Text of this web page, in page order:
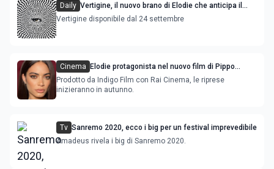
Daily Vertigine, il nuovo brano di Elodie che anticipa il
prossimo album
Vertigine disponibile dal 24 settembre
Cinema Elodie protagonista nel nuovo film di Pippo
Mezzapesa Ti mangio il cuore
Prodotto da Indigo Film con Rai Cinema, le riprese
inizieranno in autunno.
Tv Sanremo 2020, ecco i big per un festival imprevedibile
Amadeus rivela i big di Sanremo 2020.